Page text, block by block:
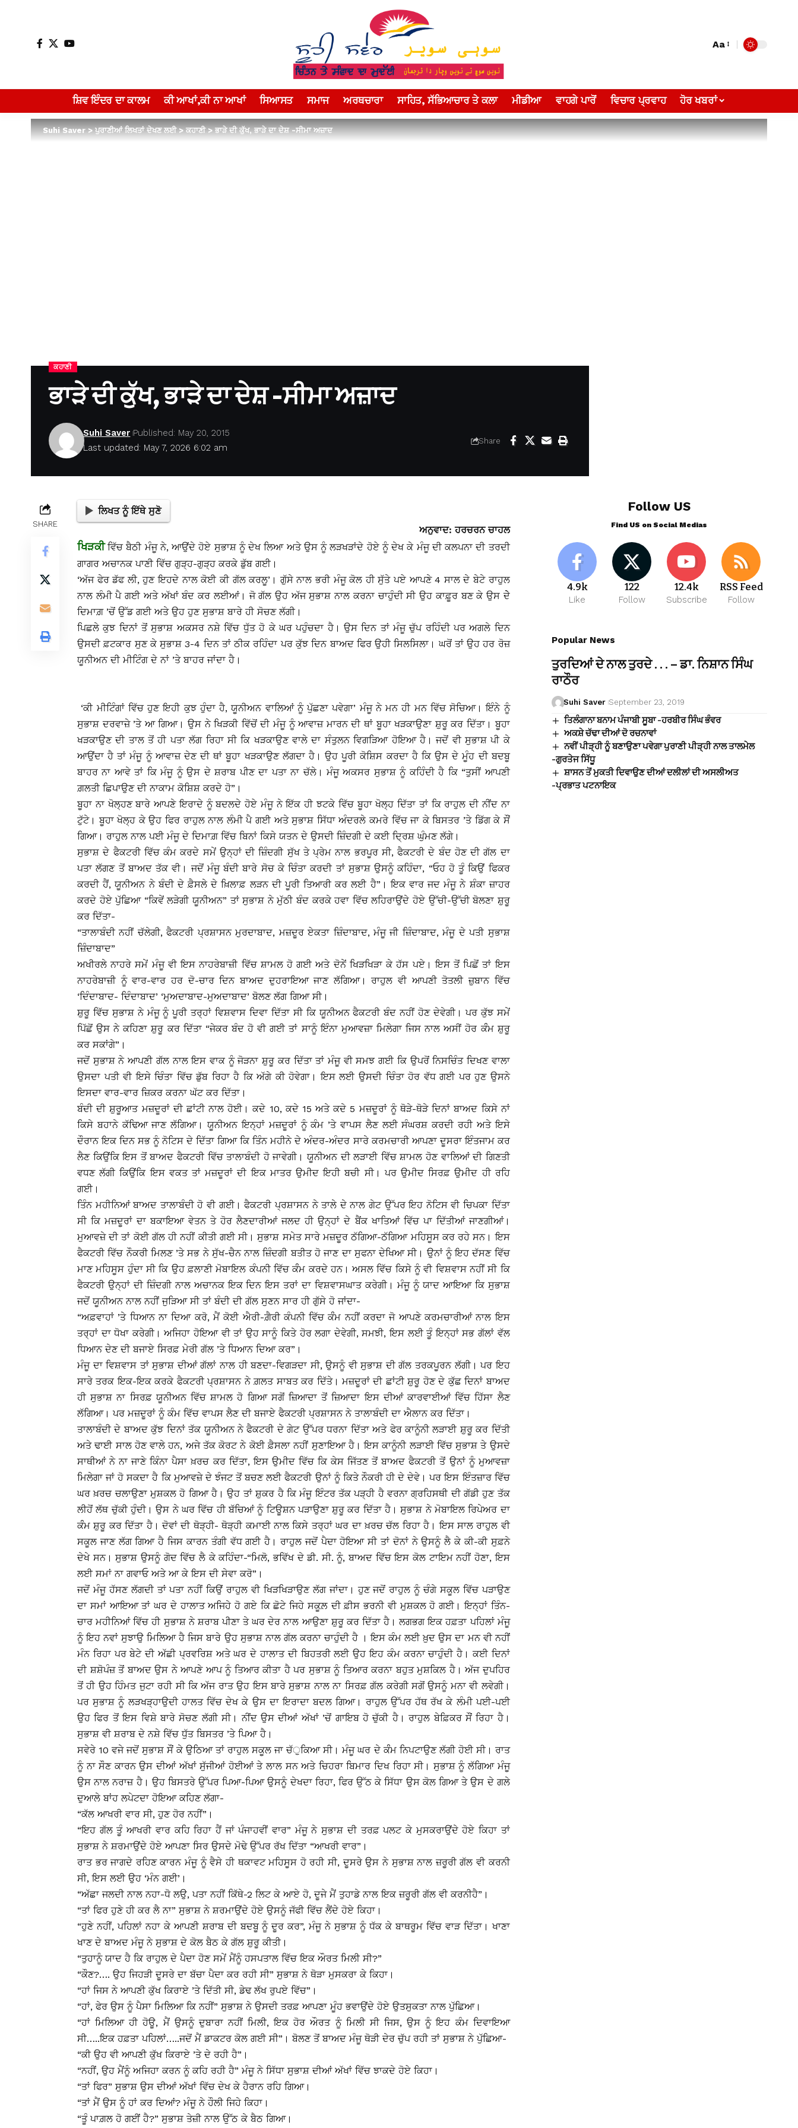
Aa
ਸ਼ਿਵ ਇੰਦਰ ਦਾ ਕਾਲਮ ਕੀ ਆਖਾਂ,ਕੀ ਨਾ ਆਖਾਂ ਸਿਆਸਤ ਸਮਾਜ ਅਰਥਚਾਰਾ ਸਾਹਿਤ, ਸੱਭਿਆਚਾਰ ਤੇ ਕਲਾ ਮੀਡੀਆ ਵਾਹਗੇ ਪਾਰੋਂ ਵਿਚਾਰ ਪ੍ਰਵਾਹ ਹੋਰ ਖਬਰਾਂ
Suhi Saver>ਪੁਰਾਣੀਆਂ ਲਿਖਤਾਂ ਦੇਖਣ ਲਈ>ਕਹਾਣੀ>ਭਾੜੇ ਦੀ ਕੁੱਖ, ਭਾੜੇ ਦਾ ਦੇਸ਼ -ਸੀਮਾ ਅਜ਼ਾਦ
ਕਹਾਣੀ
ਭਾੜੇ ਦੀ ਕੁੱਖ, ਭਾੜੇ ਦਾ ਦੇਸ਼ -ਸੀਮਾ ਅਜ਼ਾਦ
Last updated: May 7, 2026 6:02 am
Suhi Saver Published: May 20, 2015
Share
SHARE
ਲਿਖਤ ਨੂੰ ਇੱਥੇ ਸੁਣੋ
ਅਨੁਵਾਦ: ਹਰਚਰਨ ਚਾਹਲ
ਖਿੜਕੀਵਿੱਚ ਬੈਠੀ ਮੰਜੂ ਨੇ, ਆਉਂਦੇ ਹੋਏ ਸੁਭਾਸ਼ ਨੂੰ ਦੇਖ ਲਿਆ ਅਤੇ ਉਸ ਨੂੰ ਲੜਖੜਾਂਦੇ ਹੋਏ ਨੂੰ ਦੇਖ ਕੇ ਮੰਜੂ ਦੀ ਕਲਪਨਾ ਦੀ ਤਰਦੀ
ਗਾਗਰ ਅਚਾਨਕ ਪਾਣੀ ਵਿੱਚ ਗੁੜ੍ਹ-ਗੁੜ੍ਹ ਕਰਕੇ ਡੁੱਬ ਗਈ।
‘ਅੱਜ ਫੇਰ ਡੱਫ ਲੀ, ਹੁਣ ਇਹਦੇ ਨਾਲ ਕੋਈ ਕੀ ਗੱਲ ਕਰਲੂ’। ਗੁੱਸੇ ਨਾਲ ਭਰੀ ਮੰਜੂ ਕੋਲ ਹੀ ਸੁੱਤੇ ਪਏ ਆਪਣੇ 4 ਸਾਲ ਦੇ ਬੇਟੇ ਰਾਹੁਲ
ਨਾਲ ਲੰਮੀ ਪੈ ਗਈ ਅਤੇ ਅੱਖਾਂ ਬੰਦ ਕਰ ਲਈਆਂ। ਜੋ ਗੱਲ ਉਹ ਅੱਜ ਸੁਭਾਸ਼ ਨਾਲ ਕਰਨਾ ਚਾਹੁੰਦੀ ਸੀ ਉਹ ਕਾਫ਼ੂਰ ਬਣ ਕੇ ਉਸ ਦੇੇ
ਦਿਮਾਗ਼ ’ਚੋਂ ਉੱਡ ਗਈ ਅਤੇ ਉਹ ਹੁਣ ਸੁਭਾਸ਼ ਬਾਰੇ ਹੀ ਸੋਚਣ ਲੱਗੀ।
ਪਿਛਲੇ ਕੁਝ ਦਿਨਾਂ ਤੋਂ ਸੁਭਾਸ਼ ਅਕਸਰ ਨਸ਼ੇ ਵਿੱਚ ਧੁੱਤ ਹੋ ਕੇ ਘਰ ਪਹੁੰਚਦਾ ਹੈ। ਉਸ ਦਿਨ ਤਾਂ ਮੰਜੂ ਚੁੱਪ ਰਹਿੰਦੀ ਪਰ ਅਗਲੇ ਦਿਨ
ਉਸਦੀ ਫ਼ਟਕਾਰ ਸੁਣ ਕੇ ਸੁਭਾਸ਼ 3-4 ਦਿਨ ਤਾਂ ਠੀਕ ਰਹਿੰਦਾ ਪਰ ਕੁੱਝ ਦਿਨ ਬਾਅਦ ਫਿਰ ਉਹੀ ਸਿਲਸਿਲਾ। ਘਰੋਂ ਤਾਂ ਉਹ ਹਰ ਰੋਜ਼
ਯੂਨੀਅਨ ਦੀ ਮੀਟਿੰਗ ਦੇ ਨਾਂ ’ਤੇ ਬਾਹਰ ਜਾਂਦਾ ਹੈ।
‘ਕੀ ਮੀਟਿੰਗਾਂ ਵਿੱਚ ਹੁਣ ਇਹੀ ਕੁਝ ਹੁੰਦਾ ਹੈ, ਯੂਨੀਅਨ ਵਾਲਿਆਂ ਨੂੰ ਪੁੱਛਣਾ ਪਵੇਗਾ’ ਮੰਜੂ ਨੇ ਮਨ ਹੀ ਮਨ ਵਿੱਚ ਸੋਚਿਆ। ਇੰਨੇ ਨੂੰ
ਸੁਭਾਸ਼ ਦਰਵਾਜ਼ੇ ’ਤੇ ਆ ਗਿਆ। ਉਸ ਨੇ ਖਿੜਕੀ ਵਿੱਚੋਂ ਦੀ ਮੰਜੂ ਨੂੰ ਆਵਾਜ਼ ਮਾਰਨ ਦੀ ਥਾਂ ਬੂਹਾ ਖੜਕਾਉਣਾ ਸ਼ੁਰੂ ਕਰ ਦਿੱਤਾ। ਬੂਹਾ
ਖੜਕਾਉਣ ਦੀ ਤਾਲ ਤੋਂ ਹੀ ਪਤਾ ਲੱਗ ਰਿਹਾ ਸੀ ਕਿ ਖੜਕਾਉਣ ਵਾਲੇ ਦਾ ਸੰਤੁਲਨ ਵਿਗੜਿਆ ਹੋਇਆ ਹੈ। ਜਦੋਂ ਵੀ ਸੁਭਾਸ਼ ਪੀ ਕੇ
ਆਉਂਦਾ ਹੈ ਤਾਂ ਮੰਜੂ ਨੂੰ ਆਵਾਜ਼ ਦੇਣ ਦੀ ਥਾਂ ਬੂਹਾ ਖੜਕਾਉਣ ਲੱਗਦਾ ਹੈ। ਉਹ ਪੂਰੀ ਕੋਸ਼ਿਸ ਕਰਦਾ ਹੈ ਕਿ ਉਸ ਦੇ ਮੂੰਹ ਦੀ ਬਦਬੂ
ਬਾਹਰ ਨਾ ਆਵੇ ਤਾਂ ਕਿ ਮੰਜੂ ਨੂੰ ਉਸ ਦੇ ਸ਼ਰਾਬ ਪੀਣ ਦਾ ਪਤਾ ਨਾ ਚੱਲੇ। ਮੰਜੂ ਅਕਸਰ ਸੁਭਾਸ਼ ਨੂੰ ਕਹਿੰਦੀ ਹੈ ਕਿ “ਤੁਸੀਂ ਆਪਣੀ
ਗ਼ਲਤੀ ਛਿਪਾਉਣ ਦੀ ਨਾਕਾਮ ਕੋਸ਼ਿਸ਼ ਕਰਦੇ ਹੋ”।
ਬੂਹਾ ਨਾ ਖੋਲ੍ਹਣ ਬਾਰੇ ਆਪਣੇ ਇਰਾਦੇ ਨੂੰ ਬਦਲਦੇ ਹੋਏ ਮੰਜੂ ਨੇ ਇੱਕ ਹੀ ਝਟਕੇ ਵਿੱਚ ਬੂਹਾ ਖੋਲ੍ਹ ਦਿੱਤਾ ਤਾਂ ਕਿ ਰਾਹੁਲ ਦੀ ਨੀਂਦ ਨਾ
ਟੁੱਟੇ। ਬੂਹਾ ਖੋਲ੍ਹ ਕੇ ਉਹ ਫਿਰ ਰਾਹੁਲ ਨਾਲ ਲੰਮੀ ਪੈ ਗਈ ਅਤੇ ਸੁਭਾਸ਼ ਸਿੱਧਾ ਅੰਦਰਲੇ ਕਮਰੇ ਵਿੱਚ ਜਾ ਕੇ ਬਿਸਤਰ ’ਤੇ ਡਿੱਗ ਕੇ ਸੌਂ
ਗਿਆ। ਰਾਹੁਲ ਨਾਲ ਪਈ ਮੰਜੂ ਦੇ ਦਿਮਾਗ਼ ਵਿੱਚ ਬਿਨਾਂ ਕਿਸੇ ਯਤਨ ਦੇ ਉਸਦੀ ਜ਼ਿੰਦਗੀ ਦੇ ਕਈ ਦਿ੍ਰਸ਼ ਘੁੰਮਣ ਲੱਗੇ।
ਸੁਭਾਸ਼ ਦੇ ਫੈਕਟਰੀ ਵਿੱਚ ਕੰਮ ਕਰਦੇ ਸਮੇਂ ਉਨ੍ਹਾਂ ਦੀ ਜ਼ਿੰਦਗੀ ਸੁੱਖ ਤੇ ਪ੍ਰੇਮ ਨਾਲ ਭਰਪੂਰ ਸੀ, ਫੈਕਟਰੀ ਦੇ ਬੰਦ ਹੋਣ ਦੀ ਗੱਲ ਦਾ
ਪਤਾ ਲੱਗਣ ਤੋਂ ਬਾਅਦ ਤੱਕ ਵੀ। ਜਦੋਂ ਮੰਜੂ ਬੰਦੀ ਬਾਰੇ ਸੋਚ ਕੇ ਚਿੰਤਾ ਕਰਦੀ ਤਾਂ ਸੁਭਾਸ਼ ਉਸਨੂੰ ਕਹਿੰਦਾ, “ਓਹ ਹੋ ਤੂੰ ਕਿਉਂ ਫਿਕਰ
ਕਰਦੀ ਹੈਂ, ਯੂਨੀਅਨ ਨੇ ਬੰਦੀ ਦੇ ਫ਼ੈਸਲੇ ਦੇ ਖ਼ਿਲਾਫ਼ ਲੜਨ ਦੀ ਪੂਰੀ ਤਿਆਰੀ ਕਰ ਲਈ ਹੈ”। ਇਕ ਵਾਰ ਜਦ ਮੰਜੂ ਨੇ ਸ਼ੰਕਾ ਜ਼ਾਹਰ
ਕਰਦੇ ਹੋਏ ਪੁੱਛਿਆ “ਕਿਵੇਂ ਲੜੇਗੀ ਯੂਨੀਅਨ” ਤਾਂ ਸੁਭਾਸ਼ ਨੇ ਮੁੱਠੀ ਬੰਦ ਕਰਕੇ ਹਵਾ ਵਿੱਚ ਲਹਿਰਾਉਂਦੇ ਹੋਏ ਉੱਚੀ-ਉੱਚੀ ਬੋਲਣਾ ਸ਼ੁਰੂ
ਕਰ ਦਿੱਤਾ-
“ਤਾਲਾਬੰਦੀ ਨਹੀਂ ਚੱਲੇਗੀ, ਫੈਕਟਰੀ ਪ੍ਰਸ਼ਾਸਨ ਮੁਰਦਾਬਾਦ, ਮਜ਼ਦੂਰ ਏਕਤਾ ਜ਼ਿੰਦਾਬਾਦ, ਮੰਜੂ ਜੀ ਜ਼ਿੰਦਾਬਾਦ, ਮੰਜੂ ਦੇ ਪਤੀ ਸੁਭਾਸ਼
ਜ਼ਿੰਦਾਬਾਦ”
ਅਖੀਰਲੇ ਨਾਹਰੇ ਸਮੇਂ ਮੰਜੂ ਵੀ ਇਸ ਨਾਹਰੇਬਾਜ਼ੀ ਵਿੱਚ ਸ਼ਾਮਲ ਹੋ ਗਈ ਅਤੇ ਦੋਨੇਂ ਖਿੜਖਿੜਾ ਕੇ ਹੱਸ ਪਏ। ਇਸ ਤੋਂ ਪਿਛੋਂ ਤਾਂ ਇਸ
ਨਾਹਰੇਬਾਜ਼ੀ ਨੂੰ ਵਾਰ-ਵਾਰ ਹਰ ਦੋ-ਚਾਰ ਦਿਨ ਬਾਅਦ ਦੁਹਰਾਇਆ ਜਾਣ ਲੱਗਿਆ। ਰਾਹੁਲ ਵੀ ਆਪਣੀ ਤੋਤਲੀ ਜ਼ੁਬਾਨ ਵਿੱਚ
‘ਦਿੰਦਾਬਾਦ- ਦਿੰਦਾਬਾਦ’ ‘ਮੁਅਦਾਬਾਦ-ਮੁਅਦਾਬਾਦ’ ਬੋਲਣ ਲੱਗ ਗਿਆ ਸੀ।
ਸ਼ੁਰੂ ਵਿੱਚ ਸੁਭਾਸ਼ ਨੇ ਮੰਜੂ ਨੂੰ ਪੂਰੀ ਤਰ੍ਹਾਂ ਵਿਸ਼ਵਾਸ ਦਿਵਾ ਦਿੱਤਾ ਸੀ ਕਿ ਯੂਨੀਅਨ ਫੈਕਟਰੀ ਬੰਦ ਨਹੀਂ ਹੋਣ ਦੇਵੇਗੀ। ਪਰ ਕੁੱਝ ਸਮੇਂ
ਪਿੱਛੋਂ ਉਸ ਨੇ ਕਹਿਣਾ ਸ਼ੁਰੂ ਕਰ ਦਿੱਤਾ “ਜੇਕਰ ਬੰਦ ਹੋ ਵੀ ਗਈ ਤਾਂ ਸਾਨੂੰ ਇੰਨਾ ਮੁਆਵਜ਼ਾ ਮਿਲੇਗਾ ਜਿਸ ਨਾਲ ਅਸੀਂ ਹੋਰ ਕੰੰਮ ਸ਼ੁਰੂ
ਕਰ ਸਕਾਂਗੇ”।
ਜਦੋਂ ਸੁਭਾਸ਼ ਨੇ ਆਪਣੀ ਗੱਲ ਨਾਲ ਇਸ ਵਾਕ ਨੂੰ ਜੋੜਨਾ ਸ਼ੁਰੂ ਕਰ ਦਿੱਤਾ ਤਾਂ ਮੰਜੂ ਵੀ ਸਮਝ ਗਈ ਕਿ ਉਪਰੋਂ ਨਿਸਚਿੰਤ ਦਿਖਣ ਵਾਲਾ
ਉਸਦਾ ਪਤੀ ਵੀ ਇਸੇ ਚਿੰਤਾ ਵਿੱਚ ਡੁੱਬ ਰਿਹਾ ਹੈ ਕਿ ਅੱਗੇ ਕੀ ਹੋਵੇਗਾ। ਇਸ ਲਈ ਉਸਦੀ ਚਿੰਤਾ ਹੋਰ ਵੱਧ ਗਈ ਪਰ ਹੁਣ ਉਸਨੇ
ਇਸਦਾ ਵਾਰ-ਵਾਰ ਜ਼ਿਕਰ ਕਰਨਾ ਘੱਟ ਕਰ ਦਿੱਤਾ।
ਬੰਦੀ ਦੀ ਸ਼ੁਰੂਆਤ ਮਜ਼ਦੂਰਾਂ ਦੀ ਛਾਂਟੀ ਨਾਲ ਹੋਈ। ਕਦੇ 10, ਕਦੇ 15 ਅਤੇ ਕਦੇ 5 ਮਜ਼ਦੂਰਾਂ ਨੂੰ ਥੋੜੇ-ਥੋੜੇ ਦਿਨਾਂ ਬਾਅਦ ਕਿਸੇ ਨਾਂ
ਕਿਸੇ ਬਹਾਨੇ ਕੱਢਿਆ ਜਾਣ ਲੱਗਿਆ। ਯੂਨੀਅਨ ਇਨ੍ਹਾਂ ਮਜ਼ਦੂਰਾਂ ਨੂੰ ਕੰਮ ’ਤੇ ਵਾਪਸ ਲੈਣ ਲਈ ਸੰਘਰਸ਼ ਕਰਦੀ ਰਹੀ ਅਤੇ ਇਸੇ
ਦੌਰਾਨ ਇਕ ਦਿਨ ਸਭ ਨੂੰ ਨੋਟਿਸ ਦੇ ਦਿੱਤਾ ਗਿਆ ਕਿ ਤਿੰਨ ਮਹੀਨੇ ਦੇ ਅੰਦਰ-ਅੰਦਰ ਸਾਰੇ ਕਰਮਚਾਰੀ ਆਪਣਾ ਦੂਸਰਾ ਇੰਤਜਾਮ ਕਰ
ਲੈਣ ਕਿਉਂਕਿ ਇਸ ਤੋਂ ਬਾਅਦ ਫੈਕਟਰੀ ਵਿੱਚ ਤਾਲਾਬੰਦੀ ਹੋ ਜਾਵੇਗੀ। ਯੂਨੀਅਨ ਦੀ ਲੜਾਈ ਵਿੱਚ ਸ਼ਾਮਲ ਹੋਣ ਵਾਲਿਆਂ ਦੀ ਗਿਣਤੀ
ਵਧਣ ਲੱਗੀ ਕਿਉਂਕਿ ਇਸ ਵਕਤ ਤਾਂ ਮਜ਼ਦੂਰਾਂ ਦੀ ਇਕ ਮਾਤਰ ਉਮੀਦ ਇਹੀ ਬਚੀ ਸੀ। ਪਰ ਉਮੀਦ ਸਿਰਫ਼ ਉਮੀਦ ਹੀ ਰਹਿ
ਗਈ।
ਤਿੰਨ ਮਹੀਨਿਆਂ ਬਾਅਦ ਤਾਲਾਬੰਦੀ ਹੋ ਵੀ ਗਈ। ਫੈਕਟਰੀ ਪ੍ਰਸ਼ਾਸਨ ਨੇ ਤਾਲੇ ਦੇ ਨਾਲ ਗੇਟ ਉੱਪਰ ਇਹ ਨੋਟਿਸ ਵੀ ਚਿਪਕਾ ਦਿੱਤਾ
ਸੀ ਕਿ ਮਜ਼ਦੂਰਾਂ ਦਾ ਬਕਾਇਆ ਵੇਤਨ ਤੇ ਹੋਰ ਲੈਣਦਾਰੀਆਂ ਜਲਦ ਹੀ ਉਨ੍ਹਾਂ ਦੇ ਬੈਂਕ ਖਾਤਿਆਂ ਵਿੱਚ ਪਾ ਦਿੱਤੀਆਂ ਜਾਣਗੀਆਂ।
ਮੁਆਵਜ਼ੇ ਦੀ ਤਾਂ ਕੋਈ ਗੱਲ ਹੀ ਨਹੀਂ ਕੀਤੀ ਗਈ ਸੀ। ਸੁਭਾਸ਼ ਸਮੇਤ ਸਾਰੇ ਮਜ਼ਦੂਰ ਠੱਗਿਆ-ਠੱਗਿਆ ਮਹਿਸੂਸ ਕਰ ਰਹੇ ਸਨ। ਇਸ
ਫੈਕਟਰੀ ਵਿੱਚ ਨੌਕਰੀ ਮਿਲਣ ’ਤੇ ਸਭ ਨੇ ਸੁੱਖ-ਚੈਨ ਨਾਲ ਜ਼ਿੰਦਗੀ ਬਤੀਤ ਹੋ ਜਾਣ ਦਾ ਸੁਫਨਾ ਦੇਖਿਆ ਸੀ। ਉਨਾਂ ਨੂੰ ਇਹ ਦੱਸਣ ਵਿੱਚ
ਮਾਣ ਮਹਿਸੂਸ ਹੁੰਦਾ ਸੀ ਕਿ ਉਹ ਫ਼ਲਾਣੀ ਮੋਬਾਇਲ ਕੰਪਨੀ ਵਿੱਚ ਕੰੰਮ ਕਰਦੇ ਹਨ। ਅਸਲ ਵਿੱਚ ਕਿਸੇ ਨੂੰ ਵੀ ਵਿਸ਼ਵਾਸ ਨਹੀਂ ਸੀ ਕਿ
ਫੈਕਟਰੀ ਉਨ੍ਹਾਂ ਦੀ ਜ਼ਿੰਦਗੀ ਨਾਲ ਅਚਾਨਕ ਇਕ ਦਿਨ ਇਸ ਤਰਾਂ ਦਾ ਵਿਸ਼ਵਾਸਘਾਤ ਕਰੇਗੀ। ਮੰਜੂ ਨੂੰ ਯਾਦ ਆਇਆ ਕਿ ਸੁਭਾਸ਼
ਜਦੋਂ ਯੂਨੀਅਨ ਨਾਲ ਨਹੀਂ ਜੁੜਿਆ ਸੀ ਤਾਂ ਬੰਦੀ ਦੀ ਗੱਲ ਸੁਣਨ ਸਾਰ ਹੀ ਗੁੱਸੇ ਹੋ ਜਾਂਦਾ-
“ਅਫ਼ਵਾਹਾਂ ’ਤੇ ਧਿਆਨ ਨਾ ਦਿਆ ਕਰੋ, ਮੈਂ ਕੋਈ ਐਰੀ-ਗ਼ੈਰੀ ਕੰਪਨੀ ਵਿੱਚ ਕੰੰਮ ਨਹੀਂ ਕਰਦਾ ਜੋ ਆਪਣੇ ਕਰਮਚਾਰੀਆਂ ਨਾਲ ਇਸ
ਤਰ੍ਹਾਂ ਦਾ ਧੋਖਾ ਕਰੇਗੀ। ਅਜਿਹਾ ਹੋਇਆ ਵੀ ਤਾਂ ਉਹ ਸਾਨੂੰ ਕਿਤੇ ਹੋਰ ਲਗਾ ਦੇਵੇਗੀ, ਸਮਝੀ, ਇਸ ਲਈ ਤੂੰ ਇਨ੍ਹਾਂ ਸਭ ਗੱਲਾਂ ਵੱਲ
ਧਿਆਨ ਦੇਣ ਦੀ ਬਜਾਏ ਸਿਰਫ਼ ਮੇਰੀ ਗੱਲ ’ਤੇ ਧਿਆਨ ਦਿਆ ਕਰ”।
ਮੰਜੂ ਦਾ ਵਿਸ਼ਵਾਸ ਤਾਂ ਸੁਭਾਸ਼ ਦੀਆਂ ਗੱਲਾਂ ਨਾਲ ਹੀ ਬਣਦਾ-ਵਿਗੜਦਾ ਸੀ, ਉਸਨੂੰ ਵੀ ਸੁਭਾਸ਼ ਦੀ ਗੱਲ ਤਰਕਪੂਰਨ ਲੱਗੀ। ਪਰ ਇਹ
ਸਾਰੇ ਤਰਕ ਇਕ-ਇਕ ਕਰਕੇ ਫੈਕਟਰੀ ਪ੍ਰਸ਼ਾਸਨ ਨੇ ਗ਼ਲਤ ਸਾਬਤ ਕਰ ਦਿੱਤੇ। ਮਜ਼ਦੂਰਾਂ ਦੀ ਛਾਂਟੀ ਸ਼ੁਰੂ ਹੋਣ ਦੇ ਕੁੱਛ ਦਿਨਾਂ ਬਾਅਦ
ਹੀ ਸੁਭਾਸ਼ ਨਾ ਸਿਰਫ਼ ਯੂਨੀਅਨ ਵਿੱਚ ਸ਼ਾਮਲ ਹੋ ਗਿਆ ਸਗੋਂ ਜ਼ਿਆਦਾ ਤੋਂ ਜ਼ਿਆਦਾ ਇਸ ਦੀਆਂ ਕਾਰਵਾਈਆਂ ਵਿੱਚ ਹਿੱਸਾ ਲੈਣ
ਲੱਗਿਆ। ਪਰ ਮਜ਼ਦੂਰਾਂ ਨੂੰ ਕੰਮ ਵਿੱਚ ਵਾਪਸ ਲੈਣ ਦੀ ਬਜਾਏ ਫੈਕਟਰੀ ਪ੍ਰਸ਼ਾਸਨ ਨੇ ਤਾਲਾਬੰਦੀ ਦਾ ਐਲਾਨ ਕਰ ਦਿੱਤਾ।
ਤਾਲਾਬੰਦੀ ਦੇ ਬਾਅਦ ਕੁੱਝ ਦਿਨਾਂ ਤੱਕ ਯੂਨੀਅਨ ਨੇ ਫੈਕਟਰੀ ਦੇ ਗੇਟ ਉੱਪਰ ਧਰਨਾ ਦਿੱਤਾ ਅਤੇ ਫੇਰ ਕਾਨੂੰਨੀ ਲੜਾਈ ਸ਼ੁਰੂ ਕਰ ਦਿੱਤੀ
ਅਤੇ ਢਾਈ ਸਾਲ ਹੋਣ ਵਾਲੇ ਹਨ, ਅਜੇ ਤੱਕ ਕੋਰਟ ਨੇ ਕੋਈ ਫ਼ੈਸਲਾ ਨਹੀਂ ਸੁਣਾਇਆ ਹੈ। ਇਸ ਕਾਨੂੰਨੀ ਲੜਾਈ ਵਿੱਚ ਸੁਭਾਸ਼ ਤੇ ਉਸਦੇ
ਸਾਥੀਆਂ ਨੇ ਨਾ ਜਾਣੇ ਕਿੰਨਾ ਪੈਸਾ ਖ਼ਰਚ ਕਰ ਦਿੱਤਾ, ਇਸ ਉਮੀਦ ਵਿੱਚ ਕਿ ਕੇਸ ਜਿੱਤਣ ਤੋਂ ਬਾਅਦ ਫੈਕਟਰੀ ਤੋਂ ਉਨਾਂ ਨੂੰ ਮੁਆਵਜ਼ਾ
ਮਿਲੇਗਾ ਜਾਂ ਹੋ ਸਕਦਾ ਹੈ ਕਿ ਮੁਆਵਜ਼ੇ ਦੇ ਝੰਜਟ ਤੋਂ ਬਚਣ ਲਈ ਫੈਕਟਰੀ ਉਨਾਂ ਨੂੰ ਕਿਤੇ ਨੌਕਰੀ ਹੀ ਦੇ ਦੇਵੇ। ਪਰ ਇਸ ਇੰਤਜ਼ਾਰ ਵਿੱਚ
ਘਰ ਖ਼ਰਚ ਚਲਾਉਣਾ ਮੁਸ਼ਕਲ ਹੋ ਗਿਆ ਹੈ। ਉਹ ਤਾਂ ਸ਼ੁਕਰ ਹੈ ਕਿ ਮੰਜੂ ਇੰਟਰ ਤੱਕ ਪੜ੍ਹੀ ਹੈ ਵਰਨਾ ਗ੍ਰਹਿਸਥੀ ਦੀ ਗੱਡੀ ਹੁਣ ਤੱਕ
ਲੀਹੋਂ ਲੱਥ ਚੁੱਕੀ ਹੁੰਦੀ। ਉਸ ਨੇ ਘਰ ਵਿੱਚ ਹੀ ਬੱਚਿਆਂ ਨੂੰ ਟਿਊਸ਼ਨ ਪੜਾਉਣਾ ਸ਼ੁਰੂ ਕਰ ਦਿੱਤਾ ਹੈ। ਸੁਭਾਸ਼ ਨੇ ਮੋਬਾਇਲ ਰਿਪੇਅਰ ਦਾ
ਕੰੰਮ ਸ਼ੁਰੂ ਕਰ ਦਿੱਤਾ ਹੈ। ਦੋਵਾਂ ਦੀ ਥੋੜ੍ਹੀ- ਥੋੜ੍ਹੀ ਕਮਾਈ ਨਾਲ ਕਿਸੇ ਤਰ੍ਹਾਂ ਘਰ ਦਾ ਖ਼ਰਚ ਚੱਲ ਰਿਹਾ ਹੈ। ਇਸ ਸਾਲ ਰਾਹੁਲ ਵੀ
ਸਕੂਲ ਜਾਣ ਲੱਗ ਗਿਆ ਹੈ ਜਿਸ ਕਾਰਨ ਤੰਗੀ ਵੱਧ ਗਈ ਹੈ। ਰਾਹੁਲ ਜਦੋਂ ਪੈਦਾ ਹੋਇਆ ਸੀ ਤਾਂ ਦੋਨਾਂ ਨੇ ਉਸਨੂੰ ਲੈ ਕੇ ਕੀ-ਕੀ ਸੁਫ਼ਨੇ
ਦੇਖੇ ਸਨ। ਸੁਭਾਸ਼ ਉਸਨੂੰ ਗੋਦ ਵਿੱਚ ਲੈ ਕੇ ਕਹਿੰਦਾ-“ਮਿਲੋ, ਭਵਿੱਖ ਦੇ ਡੀ. ਸੀ. ਨੂੰ, ਬਾਅਦ ਵਿੱਚ ਇਸ ਕੋਲ ਟਾਇਮ ਨਹੀਂ ਹੋਣਾ, ਇਸ
ਲਈ ਸਮਾਂ ਨਾ ਗਵਾਓ ਅਤੇ ਆ ਕੇ ਇਸ ਦੀ ਸੇਵਾ ਕਰੋ”।
ਜਦੋਂ ਮੰਜੂ ਹੱਸਣ ਲੱਗਦੀ ਤਾਂ ਪਤਾ ਨਹੀਂ ਕਿਉਂ ਰਾਹੁਲ ਵੀ ਖਿੜਖਿੜਾਉਣ ਲੱਗ ਜਾਂਦਾ। ਹੁਣ ਜਦੋਂ ਰਾਹੁਲ ਨੂੰ ਚੰਗੇ ਸਕੂਲ ਵਿੱਚ ਪੜਾਉਣ
ਦਾ ਸਮਾਂ ਆਇਆ ਤਾਂ ਘਰ ਦੇ ਹਾਲਾਤ ਅਜਿਹੇ ਹੋ ਗਏ ਕਿ ਛੋਟੇ ਜਿਹੇ ਸਕੂਲ਼ ਦੀ ਫ਼ੀਸ ਭਰਨੀ ਵੀ ਮੁਸ਼ਕਲ ਹੋ ਗਈ। ਇਨ੍ਹਾਂ ਤਿੰਨ-
ਚਾਰ ਮਹੀਨਿਆਂ ਵਿੱਚ ਹੀ ਸੁਭਾਸ਼ ਨੇ ਸ਼ਰਾਬ ਪੀਣਾ ਤੇ ਘਰ ਦੇਰ ਨਾਲ ਆਉਣਾ ਸ਼ੁਰੂ ਕਰ ਦਿੱਤਾ ਹੈ। ਲਗਭਗ ਇਕ ਹਫ਼ਤਾ ਪਹਿਲਾਂ ਮੰਜੂ
ਨੂੰ ਇਹ ਨਵਾਂ ਸੁਝਾਉ ਮਿਲਿਆ ਹੈ ਜਿਸ ਬਾਰੇ ਉਹ ਸੁਭਾਸ਼ ਨਾਲ ਗੱਲ ਕਰਨਾ ਚਾਹੁੰਦੀ ਹੈ । ਇਸ ਕੰਮ ਲਈ ਖ਼ੁਦ ਉਸ ਦਾ ਮਨ ਵੀ ਨਹੀਂ
ਮੰਨ ਰਿਹਾ ਪਰ ਬੇਟੇ ਦੀ ਅੱਛੀ ਪ੍ਰਵਰਿਸ਼ ਅਤੇ ਘਰ ਦੇ ਹਾਲਾਤ ਦੀ ਬਿਹਤਰੀ ਲਈ ਉਹ ਇਹ ਕੰਮ ਕਰਨਾ ਚਾਹੁੰਦੀ ਹੈ। ਕਈ ਦਿਨਾਂ
ਦੀ ਸ਼ਸ਼ੋਪੰਜ਼ ਤੋਂ ਬਾਅਦ ਉਸ ਨੇ ਆਪਣੇ ਆਪ ਨੂੰ ਤਿਆਰ ਕੀਤਾ ਹੈ ਪਰ ਸੁਭਾਸ਼ ਨੂੰ ਤਿਆਰ ਕਰਨਾ ਬਹੁਤ ਮੁਸ਼ਕਿਲ ਹੈ। ਅੱਜ ਦੁਪਹਿਰ
ਤੋਂ ਹੀ ਉਹ ਹਿੰਮਤ ਜੁਟਾ ਰਹੀ ਸੀ ਕਿ ਅੱਜ ਰਾਤ ਉਹ ਇਸ ਬਾਰੇ ਸੁਭਾਸ਼ ਨਾਲ ਨਾ ਸਿਰਫ਼ ਗੱਲ ਕਰੇਗੀ ਸਗੋਂ ਉਸਨੂੰ ਮਨਾ ਵੀ ਲਵੇਗੀ।
ਪਰ ਸੁਭਾਸ਼ ਨੂੰ ਲੜਖੜ੍ਹਾਉਦੀ ਹਾਲਤ ਵਿੱਚ ਦੇਖ ਕੇ ਉਸ ਦਾ ਇਰਾਦਾ ਬਦਲ ਗਿਆ। ਰਾਹੁਲ ਉੱਪਰ ਹੱਥ ਰੱਖ ਕੇ ਲੰਮੀ ਪਈ-ਪਈ
ਉਹ ਫਿਰ ਤੋਂ ਇਸ ਵਿਸ਼ੇ ਬਾਰੇ ਸੋਚਣ ਲੱਗੀ ਸੀ। ਨੀਂਦ ਉਸ ਦੀਆਂ ਅੱਖਾਂ ’ਚੋਂ ਗਾਇਬ ਹੋ ਚੁੱਕੀ ਹੈ। ਰਾਹੁਲ ਬੇਫ਼ਿਕਰ ਸੌਂ ਰਿਹਾ ਹੈ।
ਸੁਭਾਸ਼ ਵੀ ਸ਼ਰਾਬ ਦੇ ਨਸ਼ੇ ਵਿੱਚ ਧੁੱਤ ਬਿਸਤਰ ’ਤੇ ਪਿਆ ਹੈ।
ਸਵੇਰੇ 10 ਵਜੇ ਜਦੋਂ ਸੁਭਾਸ਼ ਸੌਂ ਕੇ ਉਠਿਆ ਤਾਂ ਰਾਹੁਲ ਸਕੂਲ ਜਾ ਚੱੁਕਿਆ ਸੀ। ਮੰਜੂ ਘਰ ਦੇ ਕੰੰਮ ਨਿਪਟਾਉਣ ਲੱਗੀ ਹੋਈ ਸੀ। ਰਾਤ
ਨੂੰ ਨਾ ਸੌਣ ਕਾਰਨ ਉਸ ਦੀਆਂ ਅੱਖਾਂ ਸੁੱਜੀਆਂ ਹੋਈਆਂ ਤੇ ਲਾਲ ਸਨ ਅਤੇ ਚਿਹਰਾ ਬਿਮਾਰ ਦਿਖ ਰਿਹਾ ਸੀ। ਸੁਭਾਸ਼ ਨੂੰ ਲੱਗਿਆ ਮੰਜੂ
ਉਸ ਨਾਲ ਨਰਾਜ਼ ਹੈ। ਉਹ ਬਿਸਤਰੇ ਉੱਪਰ ਪਿਆ-ਪਿਆ ਉਸਨੂੰ ਦੇਖਦਾ ਰਿਹਾ, ਫਿਰ ਉੱਠ ਕੇ ਸਿੱਧਾ ਉਸ ਕੋਲ ਗਿਆ ਤੇ ਉਸ ਦੇ ਗਲੇ
ਦੁਆਲੇ ਬਾਂਹ ਲਪੇਟਦਾ ਹੋਇਆ ਕਹਿਣ ਲੱਗਾ-
“ਕੱਲ ਆਖਰੀ ਵਾਰ ਸੀ, ਹੁਣ ਹੋਰ ਨਹੀਂ”।
“ਇਹ ਗੱਲ ਤੂੰ ਆਖਰੀ ਵਾਰ ਕਹਿ ਰਿਹਾ ਹੈਂ ਜਾਂ ਪੰਜਾਹਵੀਂ ਵਾਰ” ਮੰਜੂ ਨੇ ਸੁਭਾਸ਼ ਦੀ ਤਰਫ਼ ਪਲਟ ਕੇ ਮੁਸਕਰਾਉਂਦੇ ਹੋਏ ਕਿਹਾ ਤਾਂ
ਸੁਭਾਸ਼ ਨੇ ਸ਼ਰਮਾਉਂਦੇ ਹੋਏ ਆਪਣਾ ਸਿਰ ਉਸਦੇ ਮੋਢੇ ਉੱਪਰ ਰੱਖ ਦਿੱਤਾ “ਆਖਰੀ ਵਾਰ”।
ਰਾਤ ਭਰ ਜਾਗਦੇ ਰਹਿਣ ਕਾਰਨ ਮੰਜੂ ਨੂੰ ਵੈਸੇ ਹੀ ਥਕਾਵਟ ਮਹਿਸੂਸ ਹੋ ਰਹੀ ਸੀ, ਦੂਸਰੇ ਉਸ ਨੇ ਸੁਭਾਸ਼ ਨਾਲ ਜ਼ਰੂਰੀ ਗੱਲ ਵੀ ਕਰਨੀ
ਸੀ, ਇਸ ਲਈ ਉਹ ‘ਮੰਨ ਗਈ’।
“ਅੱਛਾ ਜਲਦੀ ਨਾਲ ਨਹਾ-ਧੋ ਲਉ, ਪਤਾ ਨਹੀਂ ਕਿੱਥੇ-2 ਲਿਟ ਕੇ ਆਏ ਹੋ, ਦੂਜੇ ਮੈਂ ਤੁਹਾਡੇ ਨਾਲ ਇਕ ਜ਼ਰੂਰੀ ਗੱਲ ਵੀ ਕਰਨੀਹੈ”।
“ਤਾਂ ਫਿਰ ਹੁਣੇ ਹੀ ਕਰ ਲੈ ਨਾ” ਸੁਭਾਸ਼ ਨੇ ਸ਼ਰਮਾਉਂਦੇ ਹੋਏ ਉਸਨੂੰ ਜੱਫੀ ਵਿੱਚ ਲੈਂਦੇ ਹੋਏ ਕਿਹਾ।
“ਹੁਣੇ ਨਹੀਂ, ਪਹਿਲਾਂ ਨਹਾ ਕੇ ਆਪਣੀ ਸ਼ਰਾਬ ਦੀ ਬਦਬੂ ਨੂੰ ਦੂਰ ਕਰ”, ਮੰਜੂ ਨੇ ਸੁਭਾਸ਼ ਨੂੰ ਧੱਕ ਕੇ ਬਾਥਰੂਮ ਵਿੱਚ ਵਾੜ ਦਿੱਤਾ। ਖਾਣਾ
ਖਾਣ ਦੇ ਬਾਅਦ ਮੰਜੂ ਨੇ ਸੁਭਾਸ਼ ਦੇ ਕੋਲ ਬੈਠ ਕੇ ਗੱਲ ਸ਼ੁਰੂ ਕੀਤੀ।
“ਤੁਹਾਨੂੰ ਯਾਦ ਹੈ ਕਿ ਰਾਹੁਲ ਦੇ ਪੈਦਾ ਹੋਣ ਸਮੇਂ ਮੈਂਨੂੰ ਹਸਪਤਾਲ ਵਿੱਚ ਇਕ ਔਰਤ ਮਿਲੀ ਸੀ?”
“ਕੌਣ?…. ਉਹ ਜਿਹੜੀ ਦੂਸਰੇ ਦਾ ਬੱਚਾ ਪੈਦਾ ਕਰ ਰਹੀ ਸੀ” ਸੁਭਾਸ਼ ਨੇ ਥੋੜਾ ਮੁਸਕਰਾ ਕੇ ਕਿਹਾ।
“ਹਾਂ ਜਿਸ ਨੇ ਆਪਣੀ ਕੁੱਖ ਕਿਰਾਏ ’ਤੇ ਦਿੱਤੀ ਸੀ, ਡੇਢ ਲੱਖ ਰੁਪਏ ਵਿੱਚ”।
“ਹਾਂ, ਫੇਰ ਉਸ ਨੂੰ ਪੈਸਾ ਮਿਲਿਆ ਕਿ ਨਹੀਂ” ਸੁਭਾਸ਼ ਨੇ ਉਸਦੀ ਤਰਫ਼ ਆਪਣਾ ਮੂੰਹ ਭਵਾਉਂਦੇ ਹੋਏ ਉਤਸੁਕਤਾ ਨਾਲ ਪੁੱਛਿਆ।
“ਹਾਂ ਮਿਲਿਆ ਹੀ ਹੋਊ, ਮੈਂ ਉਸਨੂੰ ਦੁਬਾਰਾ ਨਹੀਂ ਮਿਲੀ, ਇਕ ਹੋਰ ਔਰਤ ਨੂੰ ਮਿਲੀ ਸੀ ਜਿਸ, ਉਸ ਨੂੰ ਇਹ ਕੰਮ ਦਿਵਾਇਆ
ਸੀ…..ਇਕ ਹਫ਼ਤਾ ਪਹਿਲਾਂ…..ਜਦੋਂ ਮੈਂ ਡਾਕਟਰ ਕੋਲ ਗਈ ਸੀ”। ਬੋਲਣ ਤੋਂ ਬਾਅਦ ਮੰਜੂ ਥੋੜੀ ਦੇਰ ਚੁੱਪ ਰਹੀ ਤਾਂ ਸੁਭਾਸ਼ ਨੇ ਪੁੱਛਿਆ-
“ਕੀ ਉਹ ਵੀ ਆਪਣੀ ਕੁੱਖ ਕਿਰਾਏ ’ਤੇ ਦੇ ਰਹੀ ਹੈ”।
“ਨਹੀਂ, ਉਹ ਮੈਂਨੂੰ ਅਜਿਹਾ ਕਰਨ ਨੂੰ ਕਹਿ ਰਹੀ ਹੈ” ਮੰਜੂ ਨੇ ਸਿੱਧਾ ਸੁਭਾਸ਼ ਦੀਆਂ ਅੱਖਾਂ ਵਿੱਚ ਝਾਕਦੇ ਹੋਏ ਕਿਹਾ।
“ਤਾਂ ਫਿਰ” ਸੁਭਾਸ਼ ਉਸ ਦੀਆਂ ਅੱਖਾਂ ਵਿੱਚ ਦੇਖ ਕੇ ਹੈਰਾਨ ਰਹਿ ਗਿਆ।
“ਤਾਂ ਮੈਂ ਉਸ ਨੂੰ ਹਾਂ ਕਰ ਦਿਆਂ? ਮੰਜੂ ਨੇ ਹੌਲੀ ਜਿਹੇ ਕਿਹਾ।
“ਤੂੰ ਪਾਗ਼ਲ ਹੋ ਗਈਂ ਹੈ?” ਸੁਭਾਸ਼ ਤੇਜ਼ੀ ਨਾਲ ਉੱਠ ਕੇ ਬੈਠ ਗਿਆ।
Follow US
Find US on Social Medias
4.9k
Like
122
Follow
12.4k
Subscribe
RSS Feed
Follow
Popular News
ਤੁਰਦਿਆਂ ਦੇ ਨਾਲ ਤੁਰਦੇ . . . – ਡਾ. ਨਿਸ਼ਾਨ ਸਿੰਘ
ਰਾਠੌਰ
Suhi Saver September 23, 2019
ਤਿਲੰਗਾਨਾ ਬਨਾਮ ਪੰਜਾਬੀ ਸੂਬਾ -ਹਰਬੀਰ ਸਿੰਘ ਭੰਵਰ
ਅਕਸ਼ੇ ਚੱਢਾ ਦੀਆਂ ਦੋ ਰਚਨਾਵਾਂ
ਨਵੀਂ ਪੀੜ੍ਹੀ ਨੂੰ ਬਣਾਉਣਾ ਪਵੇਗਾ ਪੁਰਾਣੀ ਪੀੜ੍ਹੀ ਨਾਲ ਤਾਲਮੇਲ
-ਗੁਰਤੇਜ ਸਿੱਧੂ
ਸ਼ਾਸਨ ਤੋਂ ਮੁਕਤੀ ਦਿਵਾਉਣ ਦੀਆਂ ਦਲੀਲਾਂ ਦੀ ਅਸਲੀਅਤ
-ਪ੍ਰਭਾਤ ਪਟਨਾਇਕ